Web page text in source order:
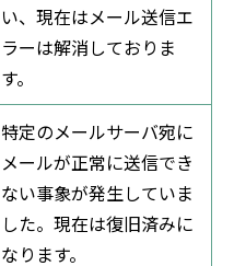
い、現在はメール送信エ
ラーは解消しておりま
す。
特定のメールサーバ宛に
メールが正常に送信でき
ない事象が発生していま
した。現在は復旧済みに
なります。